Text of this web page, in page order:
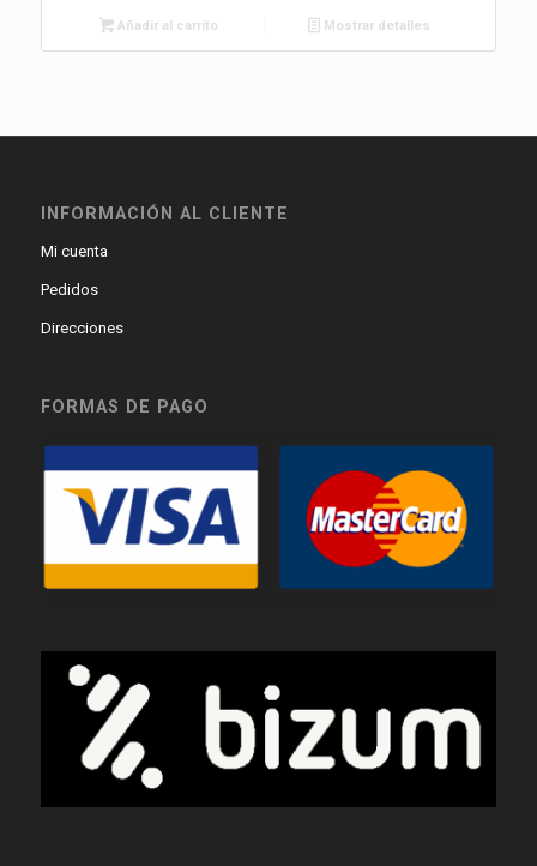
Añadir al carrito Mostrar detalles
INFORMACIÓN AL CLIENTE
Mi cuenta
Pedidos
Direcciones
FORMAS DE PAGO